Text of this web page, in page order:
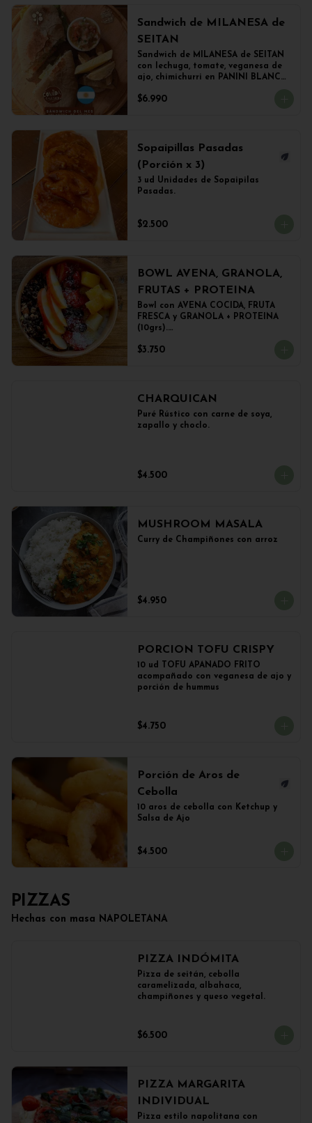
Sandwich de MILANESA de
SEITAN
Sandwich de MILANESA de SEITAN
con lechuga, tomate, veganesa de
ajo, chimichurri en PANINI BLANCO
$6.990
Sopaipillas Pasadas
(Porción x 3)
3 ud Unidades de Sopaipilas
Pasadas.
$2.500
BOWL AVENA, GRANOLA,
FRUTAS + PROTEINA
Bowl con AVENA COCIDA, FRUTA
FRESCA y GRANOLA + PROTEINA
(10grs).
de 500grs aprox.
$3.750
CHARQUICAN
Puré Rústico con carne de soya,
zapallo y choclo.
$4.500
MUSHROOM MASALA
Curry de Champiñones con arroz
$4.950
PORCION TOFU CRISPY
10 ud TOFU APANADO FRITO
acompañado con veganesa de ajo y
porción de hummus
$4.750
Porción de Aros de
Cebolla
10 aros de cebolla con Ketchup y
Salsa de Ajo
$4.500
PIZZAS
Hechas con masa NAPOLETANA
PIZZA INDÓMITA
Pizza de seitán, cebolla
caramelizada, albahaca,
champiñones y queso vegetal.
$6.500
PIZZA MARGARITA
INDIVIDUAL
Pizza estilo napolitana con